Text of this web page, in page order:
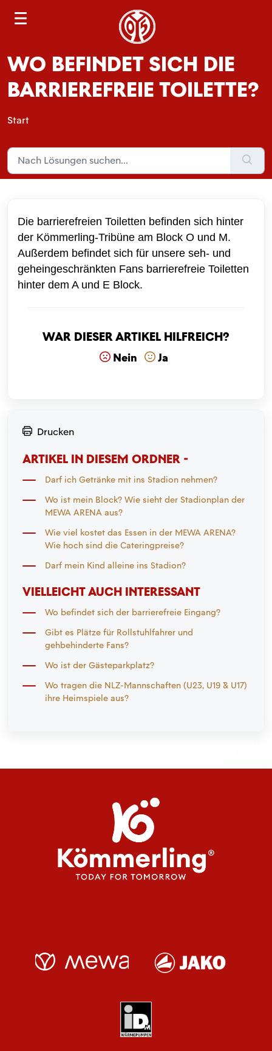
h
WO BEFINDET SICH DIE
BARRIEREFREIE TOILETTE?
Start
Die barrierefreien Toiletten befinden sich hinter
der Kömmerling-Tribüne am Block O und M.
Außerdem befindet sich für unsere seh- und
geheingeschränkten Fans barrierefreie Toiletten
hinter dem A und E Block.
War dieser Artikel hilfreich?
Nein Ja
Drucken
ARTIKEL IN DIESEM ORDNER -
Darf ich Getränke mit ins Stadion nehmen?
Wo ist mein Block? Wie sieht der Stadionplan der
MEWA ARENA aus?
Wie viel kostet das Essen in der MEWA ARENA?
Wie hoch sind die Cateringpreise?
Darf mein Kind alleine ins Stadion?
VIELLEICHT AUCH INTERESSANT
Wo befindet sich der barrierefreie Eingang?
Gibt es Plätze für Rollstuhlfahrer und
gehbehinderte Fans?
Wo ist der Gästeparkplatz?
Wo tragen die NLZ-Mannschaften (U23, U19 & U17)
ihre Heimspiele aus?